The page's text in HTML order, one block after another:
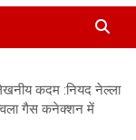
कदम :नियद नेल्ला
गैस कनेक्शन में